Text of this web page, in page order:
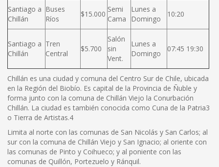
Santiago a
Chillán
Buses
Ríos
$15.000
Semi
Cama
Lunes a
Domingo
10:20
Santiago a
Chillán
Tren
Central
$5.700
Salón
sin
Vent.
Lunes a
Domingo
07:45 19:30
Chillán es una ciudad y comuna del Centro Sur de Chile, ubicada
en la Región del Biobío. Es capital de la Provincia de Ñuble y
forma junto con la comuna de Chillán Viejo la Conurbación
Chillán. La ciudad es también conocida como Cuna de la Patria3
o Tierra de Artistas.4
Limita al norte con las comunas de San Nicolás y San Carlos; al
sur con la comuna de Chillán Viejo y San Ignacio; al oriente con
las comunas de Pinto y Coihueco; y al poniente con las
comunas de Quillón, Portezuelo y Ránquil.